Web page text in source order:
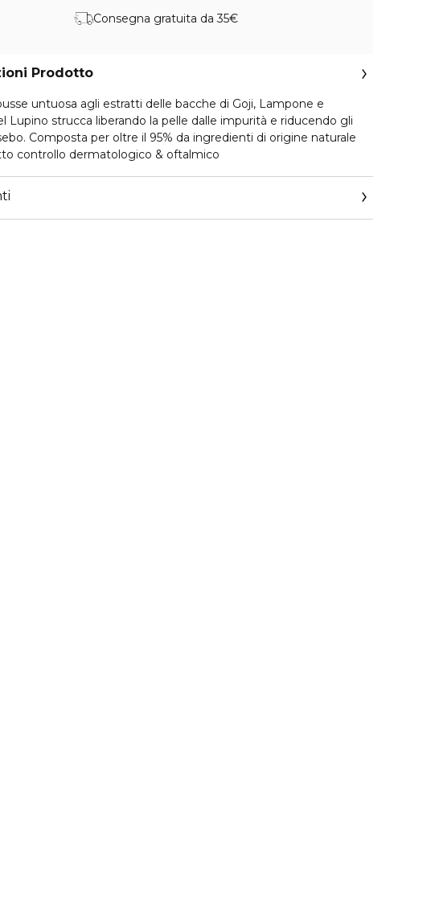
Consegna gratuita da 35€
Prodotto
untuosa agli estratti delle bacche di Goji, Lampone e
Lupino strucca liberando la pelle dalle impurità e riducendo gli
Composta per oltre il 95% da ingredienti di origine naturale
controllo dermatologico & oftalmico